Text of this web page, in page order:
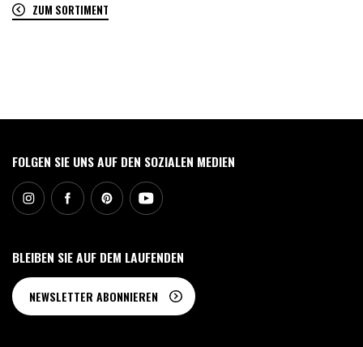
ZUM SORTIMENT
FOLGEN SIE UNS AUF DEN SOZIALEN MEDIEN
BLEIBEN SIE AUF DEM LAUFENDEN
NEWSLETTER ABONNIEREN